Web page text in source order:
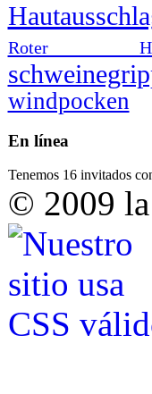
Roter
windpocken
En línea
Tenemos 16 invitados
© 2009